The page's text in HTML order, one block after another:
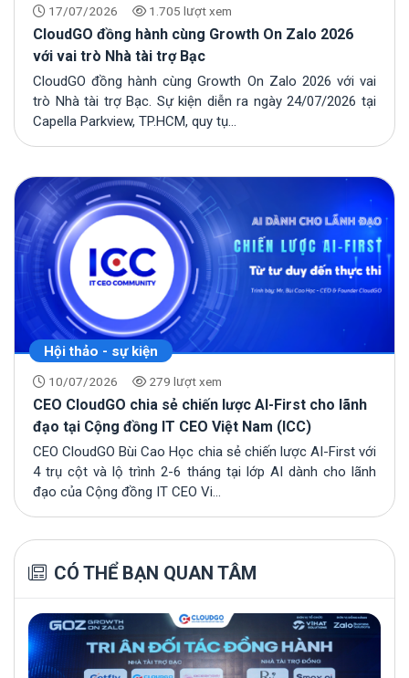
17/07/2026 1.705 lượt xem
CloudGO đồng hành cùng Growth On Zalo 2026
với vai trò Nhà tài trợ Bạc
CloudGO đồng hành cùng Growth On Zalo 2026 với vai
trò Nhà tài trợ Bạc. Sự kiện diễn ra ngày 24/07/2026 tại
Capella Parkview, TP.HCM, quy tụ...
Hội thảo - sự kiện
10/07/2026 279 lượt xem
CEO CloudGO chia sẻ chiến lược AI-First cho lãnh
đạo tại Cộng đồng IT CEO Việt Nam (ICC)
CEO CloudGO Bùi Cao Học chia sẻ chiến lược AI-First với
4 trụ cột và lộ trình 2-6 tháng tại lớp AI dành cho lãnh
đạo của Cộng đồng IT CEO Vi...
CÓ THỂ BẠN QUAN TÂM